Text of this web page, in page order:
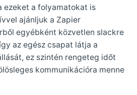
ezeket a folyamatokat is
ajánljuk a Zapier
egyébként közvetlen slackre
az egész csapat látja a
ez szintén rengeteg időt
kommunikációra menne